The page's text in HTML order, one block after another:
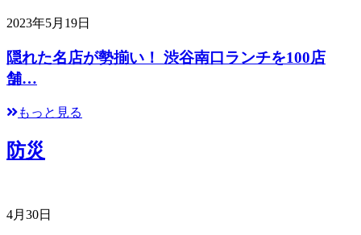
2023年5月19日
隠れた名店が勢揃い！ 渋谷南口ランチを100店
舗…
もっと見る
防災
4月30日